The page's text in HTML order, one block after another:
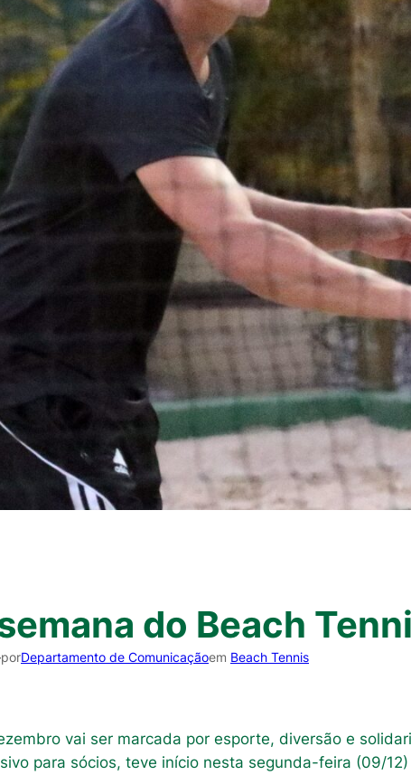
do Beach
porDepartamento de Comunicaçãoem Beach Tennis
vai ser marcada por esporte, diversão e
para sócios, teve início nesta segunda-feira (09/